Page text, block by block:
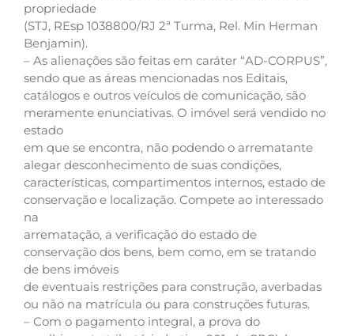
propriedade
(STJ, REsp 1038800/RJ 2ª Turma, Rel. Min Herman
Benjamin).
– As alienações são feitas em caráter “AD-CORPUS”,
sendo que as áreas mencionadas nos Editais,
catálogos e outros veículos de comunicação, são
meramente enunciativas. O imóvel será vendido no
estado
em que se encontra, não podendo o arrematante
alegar desconhecimento de suas condições,
características, compartimentos internos, estado de
conservação e localização. Compete ao interessado
na
arrematação, a verificação do estado de
conservação dos bens, bem como, em se tratando
de bens imóveis
de eventuais restrições para construção, averbadas
ou não na matrícula ou para construções futuras.
– Com o pagamento integral, a prova do